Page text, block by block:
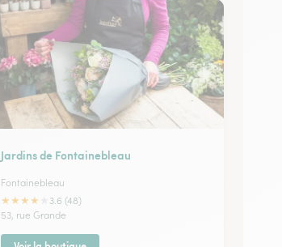
Jardins de Fontainebleau
Fontainebleau
★★★★
3.6 (48)
53, rue Grande